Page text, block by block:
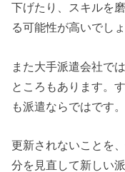
下げたり、スキルを
る可能性が高いでしょ
また大手派遣会社で
ところもあります。
も派遣ならではです。
更新されないことを
分を見直して新しい